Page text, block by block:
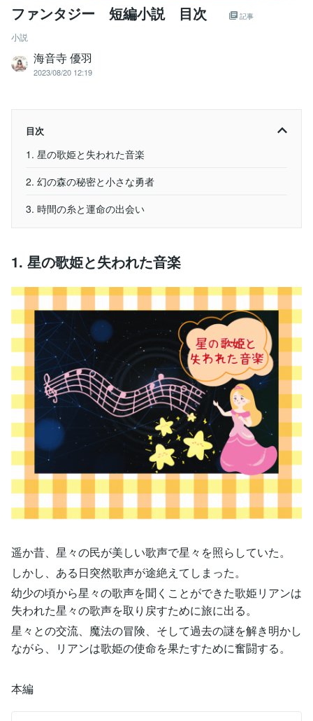
ファンタジー 短編小説 目次 記事
小説
海音寺 優羽
2023/08/20 12:19
目次
1. 星の歌姫と失われた音楽
2. 幻の森の秘密と小さな勇者
3. 時間の糸と運命の出会い
1. 星の歌姫と失われた音楽
遥か昔、星々の民が美しい歌声で星々を照らしていた。
しかし、ある日突然歌声が途絶えてしまった。
幼少の頃から星々の歌声を聞くことができた歌姫リアンは
失われた星々の歌声を取り戻すために旅に出る。
星々との交流、魔法の冒険、そして過去の謎を解き明かし
ながら、リアンは歌姫の使命を果たすために奮闘する。
本編